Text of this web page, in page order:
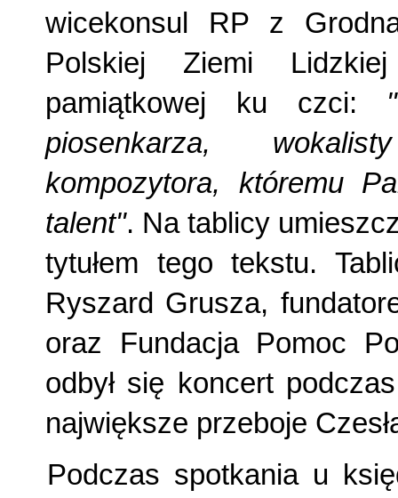
wicekonsul RP z
Polskiej Ziemi
pamiątkowej ku czci:
piosenkarza,
kompozytora, któremu
talent". Na tablicy
tytułem tego tekstu.
Ryszard Grusza,
oraz Fundacja Pomoc
odbył się koncert
największe przeboje
Podczas spotkania u